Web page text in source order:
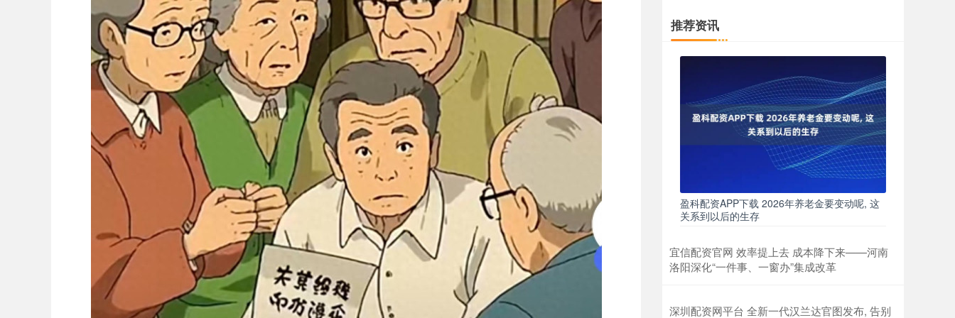
推荐资讯
盈科配资APP下载 2026年养老金要变动呢, 这
关系到以后的生存
宜信配资官网 效率提上去 成本降下来——河南
洛阳深化“一件事、一窗办”集成改革
深圳配资网平台 全新一代汉兰达官图发布, 告别